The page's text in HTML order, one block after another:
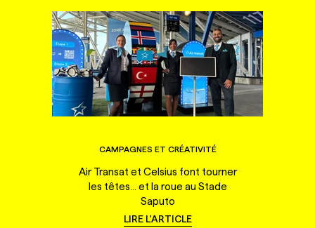
CAMPAGNES ET CRÉATIVITÉ
Air Transat et Celsius font tourner
les têtes... et la roue au Stade
Saputo
LIRE L'ARTICLE